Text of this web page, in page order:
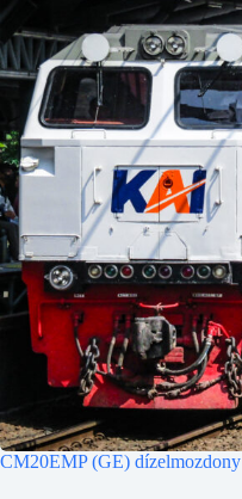
CM20EMP (GE) dízelmozdony